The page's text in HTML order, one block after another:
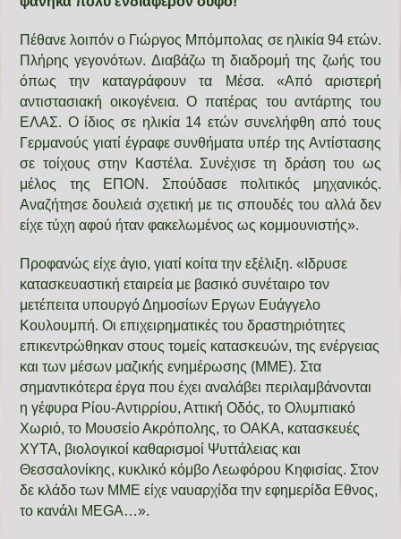
Πέθανε λοιπόν ο Γιώργος Μπόμπολας σε ηλικία 94 ετών.
Πλήρης γεγονότων. Διαβάζω τη διαδρομή της ζωής του
όπως την καταγράφουν τα Μέσα. «Από αριστερή
αντιστασιακή οικογένεια. Ο πατέρας του αντάρτης του
ΕΛΑΣ. Ο ίδιος σε ηλικία 14 ετών συνελήφθη από τους
Γερμανούς γιατί έγραφε συνθήματα υπέρ της Αντίστασης
σε τοίχους στην Καστέλα. Συνέχισε τη δράση του ως
μέλος της ΕΠΟΝ. Σπούδασε πολιτικός μηχανικός.
Αναζήτησε δουλειά σχετική με τις σπουδές του αλλά δεν
είχε τύχη αφού ήταν φακελωμένος ως κομμουνιστής».
Προφανώς είχε άγιο, γιατί κοίτα την εξέλιξη. «Ιδρυσε
κατασκευαστική εταιρεία με βασικό συνέταιρο τον
μετέπειτα υπουργό Δημοσίων Εργων Ευάγγελο
Κουλουμπή. Οι επιχειρηματικές του δραστηριότητες
επικεντρώθηκαν στους τομείς κατασκευών, της ενέργειας
και των μέσων μαζικής ενημέρωσης (ΜΜΕ). Στα
σημαντικότερα έργα που έχει αναλάβει περιλαμβάνονται
η γέφυρα Ρίου-Αντιρρίου, Αττική Οδός, το Ολυμπιακό
Χωριό, το Μουσείο Ακρόπολης, το ΟΑΚΑ, κατασκευές
ΧΥΤΑ, βιολογικοί καθαρισμοί Ψυττάλειας και
Θεσσαλονίκης, κυκλικό κόμβο Λεωφόρου Κηφισίας. Στον
δε κλάδο των ΜΜΕ είχε ναυαρχίδα την εφημερίδα Εθνος,
το κανάλι MEGA…».